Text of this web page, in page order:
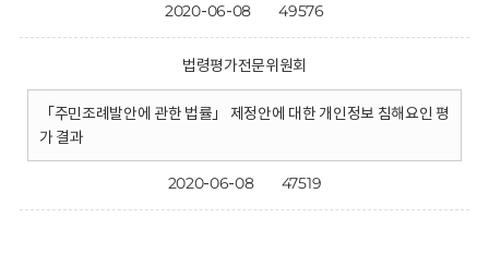
2020-06-08 49576
법령평가전문위원회
「주민조례발안에 관한 법률」 제정안에 대한 개인정보 침해요인 평
가 결과
2020-06-08 47519